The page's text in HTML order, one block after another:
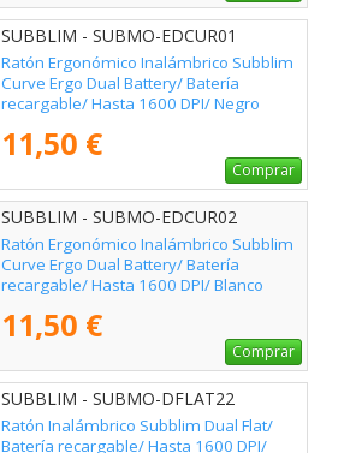
SUBBLIM - SUBMO-EDCUR01
Ratón Ergonómico Inalámbrico Subblim
Curve Ergo Dual Battery/ Batería
recargable/ Hasta 1600 DPI/ Negro
11,50 €
Comprar
SUBBLIM - SUBMO-EDCUR02
Ratón Ergonómico Inalámbrico Subblim
Curve Ergo Dual Battery/ Batería
recargable/ Hasta 1600 DPI/ Blanco
11,50 €
Comprar
SUBBLIM - SUBMO-DFLAT22
Ratón Inalámbrico Subblim Dual Flat/
Batería recargable/ Hasta 1600 DPI/